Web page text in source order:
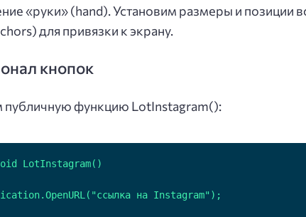
«руки» (hand). Установим размеры и позиции
для привязки к экрану.
кнопок
публичную функцию LotInstagram():